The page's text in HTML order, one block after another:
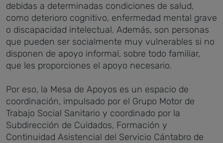
debidas a determinadas condiciones de salud,
como deterioro cognitivo, enfermedad mental grave
o discapacidad intelectual. Además, son personas
que pueden ser socialmente muy vulnerables si no
disponen de apoyo informal, sobre todo familiar,
que les proporciones el apoyo necesario.
Por eso, la Mesa de Apoyos es un espacio de
coordinación, impulsado por el Grupo Motor de
Trabajo Social Sanitario y coordinado por la
Subdirección de Cuidados, Formación y
Continuidad Asistencial del Servicio Cántabro de